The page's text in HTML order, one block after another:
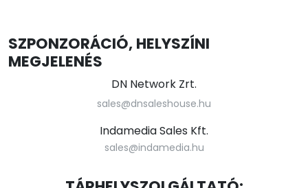
SZPONZORÁCIÓ, HELYSZÍNI
MEGJELENÉS
DN Network Zrt.
sales@dnsaleshouse.hu
Indamedia Sales Kft.
sales@indamedia.hu